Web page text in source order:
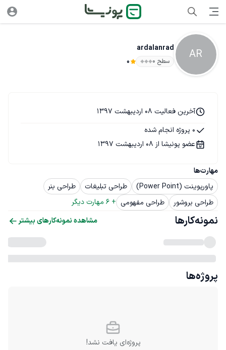
AR
ardalanrad
سطح ۰ 0
مهارت‌ها
پاورپوینت (Power Point)
طراحی تبلیغات
طراحی بنر
طراحی بروشور
طراحی مفهومی +
6 مهارت دیگر
آخرین فعالیت 08 اردیبهشت 1397
0 پروژه انجام شده
عضو پونیشا از 08 اردیبهشت 1397
نمونه‌کارها مشاهده نمونه‌کارهای بیشتر
پروژه‌ها
پروژه‌ای یافت نشد!